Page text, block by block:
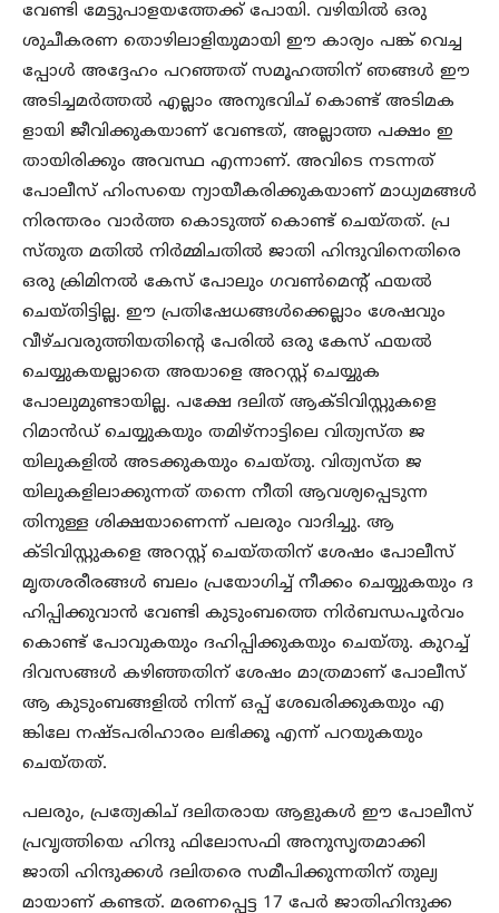
വേണ്ടി മേട്ടുപാളയത്തേക്ക് പോയി. വഴിയിൽ ഒരു
ശുചീകരണ തൊഴിലാളിയുമായി ഈ കാര്യം പങ്ക് വെച്ച
പ്പോൾ അദ്ദേഹം പറഞ്ഞത് സമൂഹത്തിന് ഞങ്ങൾ ഈ
അടിച്ചമർത്തൽ എല്ലാം അനുഭവിച് കൊണ്ട് അടിമക
ളായി ജീവിക്കുകയാണ് വേണ്ടത്, അല്ലാത്ത പക്ഷം ഇ
തായിരിക്കും അവസ്ഥ എന്നാണ്. അവിടെ നടന്നത്
പോലീസ് ഹിംസയെ ന്യായീകരിക്കുകയാണ് മാധ്യമങ്ങൾ
നിരന്തരം വാർത്ത കൊടുത്ത് കൊണ്ട് ചെയ്തത്. പ്ര
സ്തുത മതിൽ നിർമ്മിചതിൽ ജാതി ഹിന്ദുവിനെതിരെ
ഒരു ക്രിമിനൽ കേസ് പോലും ഗവൺമെന്റ് ഫയൽ
ചെയ്തിട്ടില്ല. ഈ പ്രതിഷേധങ്ങൾക്കെല്ലാം ശേഷവും
വീഴ്ചവരുത്തിയതിന്റെ പേരിൽ ഒരു കേസ് ഫയൽ
ചെയ്യുകയല്ലാതെ അയാളെ അറസ്റ്റ് ചെയ്യുക
പോലുമുണ്ടായില്ല. പക്ഷേ ദലിത് ആക്ടിവിസ്റ്റുകളെ
റിമാൻഡ് ചെയ്യുകയും തമിഴ്നാട്ടിലെ വിത്യസ്ത ജ
യിലുകളിൽ അടക്കുകയും ചെയ്തു. വിത്യസ്ത ജ
യിലുകളിലാക്കുന്നത് തന്നെ നീതി ആവശ്യപ്പെടുന്ന
തിനുള്ള ശിക്ഷയാണെന്ന് പലരും വാദിച്ചു. ആ
ക്ടിവിസ്റ്റുകളെ അറസ്റ്റ് ചെയ്തതിന് ശേഷം പോലീസ്
മൃതശരീരങ്ങൾ ബലം പ്രയോഗിച്ച് നീക്കം ചെയ്യുകയും ദ
ഹിപ്പിക്കുവാൻ വേണ്ടി കുടുംബത്തെ നിർബന്ധപൂർവം
കൊണ്ട് പോവുകയും ദഹിപ്പിക്കുകയും ചെയ്തു. കുറച്ച്
ദിവസങ്ങൾ കഴിഞ്ഞതിന് ശേഷം മാത്രമാണ് പോലീസ്
ആ കുടുംബങ്ങളിൽ നിന്ന് ഒപ്പ് ശേഖരിക്കുകയും എ
ങ്കിലേ നഷ്ടപരിഹാരം ലഭിക്കൂ എന്ന് പറയുകയും
ചെയ്തത്.
പലരും, പ്രത്യേകിച് ദലിതരായ ആളുകൾ ഈ പോലീസ്
പ്രവൃത്തിയെ ഹിന്ദു ഫിലോസഫി അനുസൃതമാക്കി
ജാതി ഹിന്ദുക്കൾ ദലിതരെ സമീപിക്കുന്നതിന് തുല്യ
മായാണ് കണ്ടത്. മരണപ്പെട്ട 17 പേർ ജാതിഹിന്ദുക്ക